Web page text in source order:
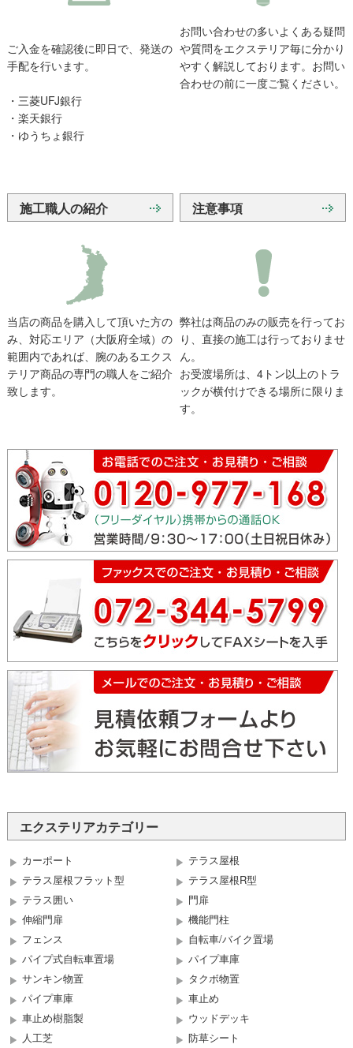
ご入金を確認後に即日で、発送の
手配を行います。
・三菱UFJ銀行
・楽天銀行
・ゆうちょ銀行
お問い合わせの多いよくある疑問
や質問をエクステリア毎に分かり
やすく解説しております。お問い
合わせの前に一度ご覧ください。
施工職人の紹介
当店の商品を購入して頂いた方の
み、対応エリア（大阪府全域）の
範囲内であれば、腕のあるエクス
テリア商品の専門の職人をご紹介
致します。
注意事項
弊社は商品のみの販売を行ってお
り、直接の施工は行っておりませ
ん。
お受渡場所は、4トン以上のトラ
ックが横付けできる場所に限りま
す。
エクステリアカテゴリー
カーポート
テラス屋根
テラス屋根フラット型
テラス屋根R型
テラス囲い
門扉
伸縮門扉
機能門柱
フェンス
自転車/バイク置場
パイプ式自転車置場
パイプ車庫
サンキン物置
タクボ物置
パイプ車庫
車止め
車止め樹脂製
ウッドデッキ
人工芝
防草シート